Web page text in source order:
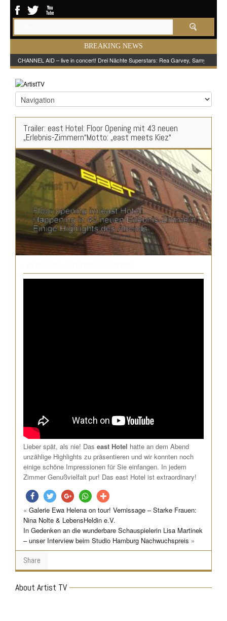
BREAKING NEWS
CHANNEL AID – live in concert! Drei Nächte Superstars: Rea Garvey, Samy
Trailer: east Hotel: Floor Opening mit 43 neuen
„Erlebnis-Zimmern“Motto: „east meets Kiez“
Lieber spät, als nie! Das east Hotel hatte an dem Abend
unzählige Highlights zu präsentieren und wir konnten noch
einige schöne Impressionen für Sie einfangen. In jedem
Zimmer Genußvielfalt pur! Das east Hotel ist extraordinary!
teilen twitternteilen teilen teilen
« Galerie Ewa Helena on tour! Vernissage – Starke Frauen:
Nina Nolte & LebensHeldin e.V.
In Gedenken an die wunderbare Schauspielerin Lisa Martinek
– unser Interview beim Studio Hamburg Nachwuchspreis »
Share
About Artist TV